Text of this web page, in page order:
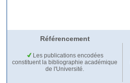
Référencement
Les publications encodées
constituent la bibliographie académique
de l'Université.